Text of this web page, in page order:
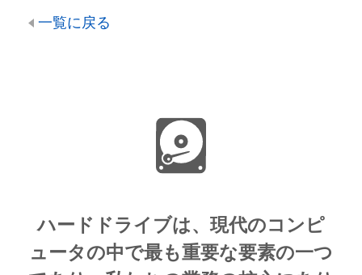
一覧に戻る
ハードドライブは、現代のコンピ
ュータの中で最も重要な要素の一つ